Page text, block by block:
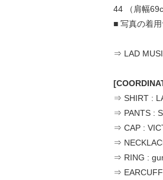
44 （肩幅
■ 写真の着
⇒ LAD
⇒ SHIRT :
⇒ PANTS :
⇒ CAP :
⇒
⇒ RING :
⇒